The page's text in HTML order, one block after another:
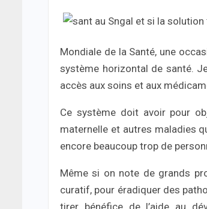
Mondiale de la Santé, une
système horizontal de santé.
accès aux soins et aux
Ce système doit avoir pour
maternelle et autres maladies
encore beaucoup trop de
Même si on note de grands
curatif, pour éradiquer des
tirer bénéfice de l’aide au